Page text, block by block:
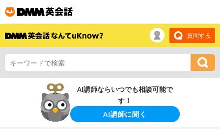
質問する
AI講師ならいつでも相談可能で
す！
AI講師に聞く